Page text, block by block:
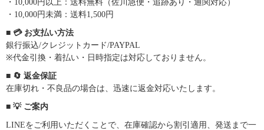
・10,000円以上：送料無料（佐川急便・追跡あり・通関対応）
・10,000円未満：送料1,500円
■ 💳 お支払い方法
銀行振込/クレジットカード/PAYPAL
※代金引換・着払い・日時指定は対応しておりません。
■ 🔄 返金保証
在庫切れ・不良品の場合は、迅速に返金対応いたします。
■ 💡 ご案内
LINEをご利用いただくことで、在庫確認から割引適用、発送まで一